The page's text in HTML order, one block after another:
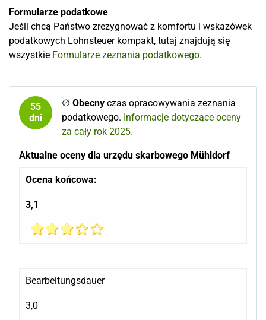
Formularze podatkowe
Jeśli chcą Państwo zrezygnować z komfortu i wskazówek
podatkowych Lohnsteuer kompakt, tutaj znajdują się
wszystkie Formularze zeznania podatkowego.
55
dni
∅ Obecny czas opracowywania zeznania
podatkowego. Informacje dotyczące oceny
za cały rok 2025.
Aktualne oceny dla urzędu skarbowego Mühldorf
Ocena końcowa:
3,1
Bearbeitungsdauer
3,0